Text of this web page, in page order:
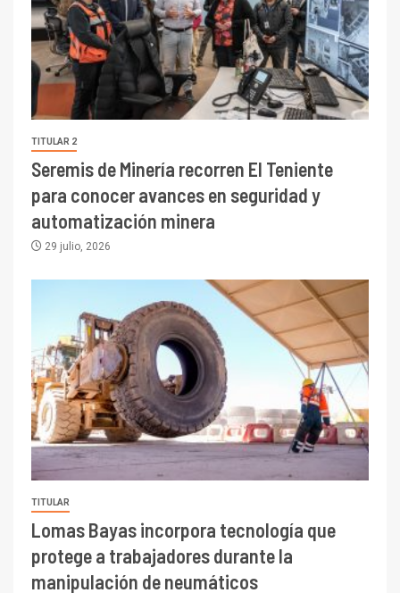
TITULAR 2
Seremis de Minería recorren El Teniente
para conocer avances en seguridad y
automatización minera
29 julio, 2026
TITULAR
Lomas Bayas incorpora tecnología que
protege a trabajadores durante la
manipulación de neumáticos